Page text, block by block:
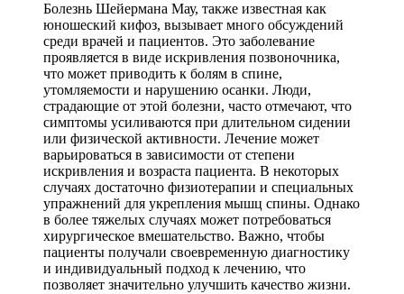
Болезнь Шейермана Мау, также известная как
юношеский кифоз, вызывает много обсуждений
среди врачей и пациентов. Это заболевание
проявляется в виде искривления позвоночника,
что может приводить к болям в спине,
утомляемости и нарушению осанки. Люди,
страдающие от этой болезни, часто отмечают, что
симптомы усиливаются при длительном сидении
или физической активности. Лечение может
варьироваться в зависимости от степени
искривления и возраста пациента. В некоторых
случаях достаточно физиотерапии и специальных
упражнений для укрепления мышц спины. Однако
в более тяжелых случаях может потребоваться
хирургическое вмешательство. Важно, чтобы
пациенты получали своевременную диагностику
и индивидуальный подход к лечению, что
позволяет значительно улучшить качество жизни.